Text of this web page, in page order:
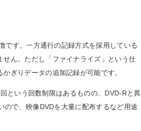
です。一方通行の記録方式を採用している
ん。ただし「ファイナライズ」という仕
ぎりデータの追加記録が可能です。
という回数制限はあるものの、DVD-Rと異
ので、映像DVDを大量に配布するなど用途